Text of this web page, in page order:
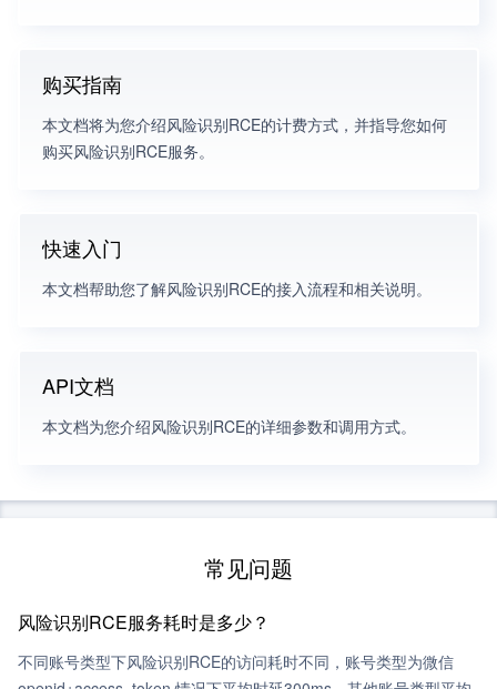
购买指南
本文档将为您介绍风险识别RCE的计费方式，并指导您如何
购买风险识别RCE服务。
快速入门
本文档帮助您了解风险识别RCE的接入流程和相关说明。
API文档
本文档为您介绍风险识别RCE的详细参数和调用方式。
常见问题
风险识别RCE服务耗时是多少？
不同账号类型下风险识别RCE的访问耗时不同，账号类型为微信